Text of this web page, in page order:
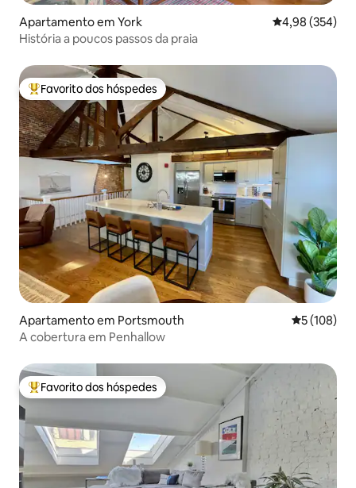
Apartamento em York Classificação
4,98 (354)
História a poucos passos da praia
Favoritos dos hóspedes mais apreciados
Favorito dos hóspedes
Apartamento em Portsmouth
5 (108)
A cobertura em Penhallow
Favoritos dos hóspedes mais apreciados
Favorito dos hóspedes